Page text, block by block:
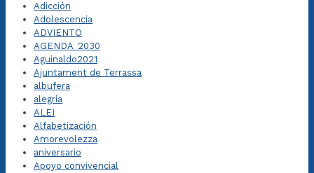
Adicción
Adolescencia
ADVIENTO
AGENDA_2030
Aguinaldo2021
Ajuntament de Terrassa
albufera
alegría
ALEI
Alfabetización
Amorevolezza
aniversario
Apoyo convivencial